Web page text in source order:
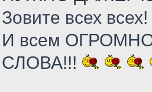
Зовите всех всех!
И всем
СЛОВА!!!